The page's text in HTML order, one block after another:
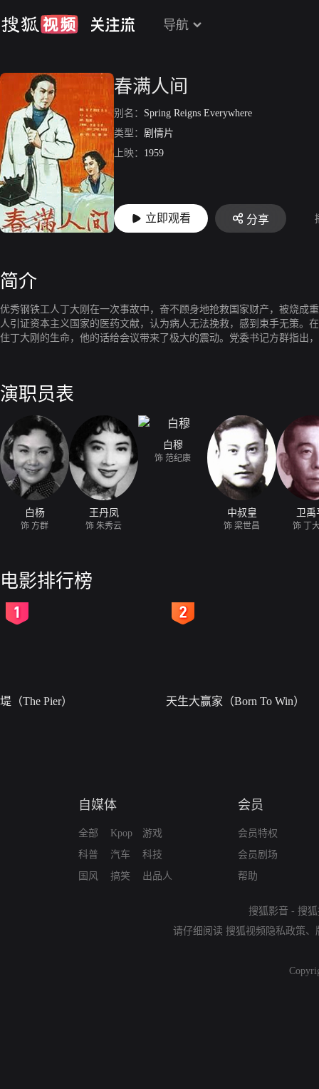
导航
春满人间
别名： Spring Reigns Everywhere
类型： 剧情片
上映： 1959
立即观看 分享
简介
优秀钢铁工人丁大刚在一次事故中，奋不顾身地抢救国家财产，被烧成
人引证资本主义国家的医药文献，认为病人无法挽救，感到束手无策。
住丁大刚的生命，他的话给会议带来了极大的震动。党委书记方群指出
演职员表
白杨
饰 方群
王丹凤
饰 朱秀云
白穆
饰 范纪康
中叔皇
饰 梁世昌
卫禹
饰 丁
电影排行榜
堤（The Pier） 天生大赢家（Born To Win）
自媒体
全部
科普
国风
Kpop
汽车
搞笑
游戏
科技
出品人
会员
会员特权
会员剧场
帮助
搜狐影音 - 搜
请仔细阅读 搜狐视频隐私政策、